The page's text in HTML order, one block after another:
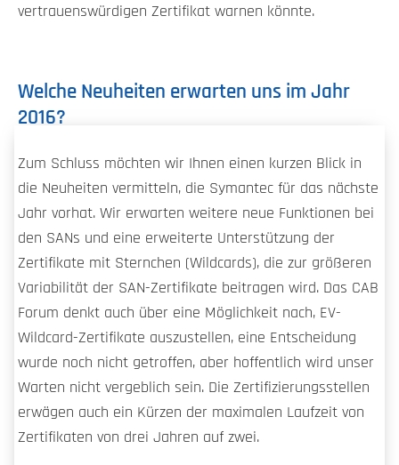
vertrauenswürdigen Zertifikat warnen könnte.
Welche Neuheiten erwarten uns im Jahr
2016?
Zum Schluss möchten wir Ihnen einen kurzen Blick in
die Neuheiten vermitteln, die Symantec für das nächste
Jahr vorhat. Wir erwarten weitere neue Funktionen bei
den SANs und eine erweiterte Unterstützung der
Zertifikate mit Sternchen (Wildcards), die zur größeren
Variabilität der SAN-Zertifikate beitragen wird. Das CAB
Forum denkt auch über eine Möglichkeit nach, EV-
Wildcard-Zertifikate auszustellen, eine Entscheidung
wurde noch nicht getroffen, aber hoffentlich wird unser
Warten nicht vergeblich sein. Die Zertifizierungsstellen
erwägen auch ein Kürzen der maximalen Laufzeit von
Zertifikaten von drei Jahren auf zwei.